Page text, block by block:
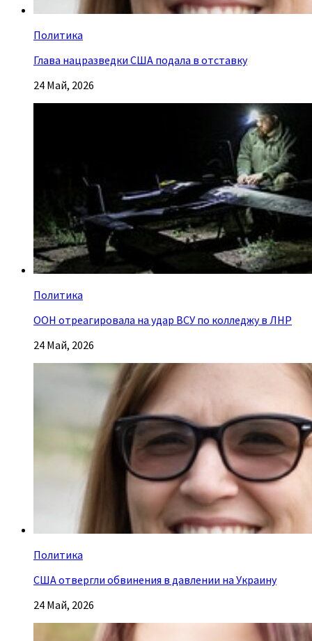
Политика
Глава нацразведки США подала в отставку
24 Май, 2026
Политика
ООН отреагировала на удар ВСУ по колледжу в ЛНР
24 Май, 2026
Политика
США отвергли обвинения в давлении на Украину
24 Май, 2026